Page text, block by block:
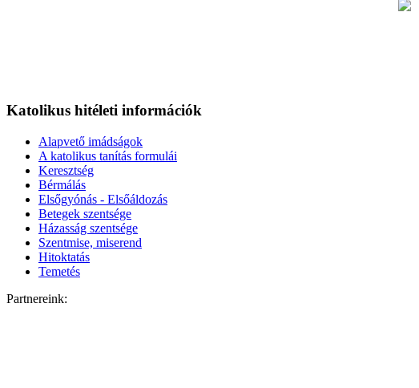
Katolikus hitéleti információk
Alapvető imádságok
A katolikus tanítás formulái
Keresztség
Bérmálás
Elsőgyónás - Elsőáldozás
Betegek szentsége
Házasság szentsége
Szentmise, miserend
Hitoktatás
Temetés
Partnereink: